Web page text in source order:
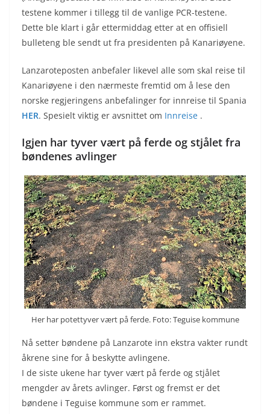
testene kommer i tillegg til de vanlige PCR-testene.
Dette ble klart i går ettermiddag etter at en offisiell
bulleteng ble sendt ut fra presidenten på Kanariøyene.
Lanzaroteposten anbefaler likevel alle som skal reise til
Kanariøyene i den nærmeste fremtid om å lese den
norske regjeringens anbefalinger for innreise til Spania
HER. Spesielt viktig er avsnittet om Innreise .
Igjen har tyver vært på ferde og stjålet fra
bøndenes avlinger
Her har potettyver vært på ferde. Foto: Teguise kommune
Nå setter bøndene på Lanzarote inn ekstra vakter rundt
åkrene sine for å beskytte avlingene.
I de siste ukene har tyver vært på ferde og stjålet
mengder av årets avlinger. Først og fremst er det
bøndene i Teguise kommune som er rammet.